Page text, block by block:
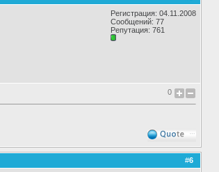
Регистрация: 04.11.2008
Сообщений: 77
Репутация: 761
0
#6